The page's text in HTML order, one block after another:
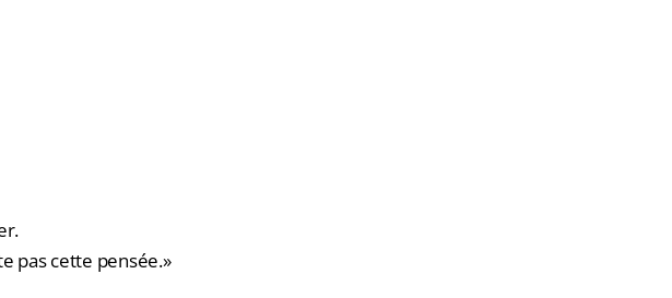
pas cette pensée.»